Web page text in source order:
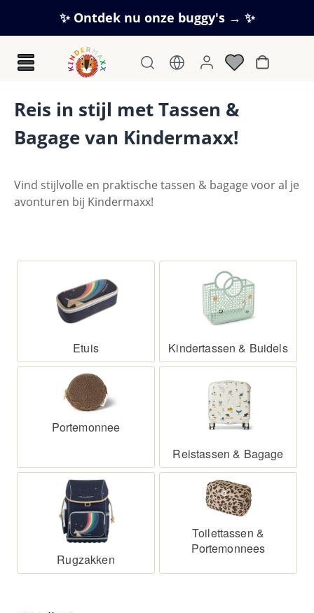
Ga naar de hoofdinhoud
✨ Ontdek nu onze buggy's → ✨
Reis in stijl met Tassen &
Bagage van Kindermaxx!
Vind stijlvolle en praktische tassen & bagage voor al je
avonturen bij Kindermaxx!
Etuis Kindertassen & Buidels
Portemonnee
Reistassen & Bagage
Rugzakken
Toilettassen &
Portemonnees